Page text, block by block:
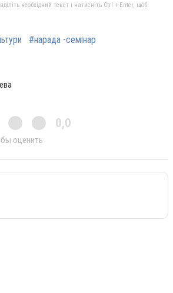
необхідний текст і натисніть Ctrl + Enter, щоб
#нарада -семінар
0,0
оценить